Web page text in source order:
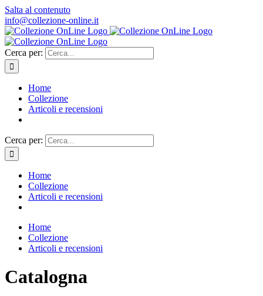
Salta al contenuto
info@collezione-online.it
Cerca per:
Home
Collezione
Articoli e recensioni
Cerca per:
Home
Collezione
Articoli e recensioni
Home
Collezione
Articoli e recensioni
Catalogna